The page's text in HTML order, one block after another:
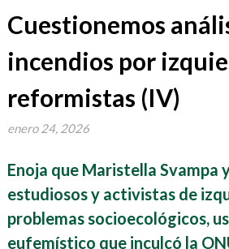
Cuestionemos
incendios por
reformistas (IV)
enero 24, 2026
Enoja queMaristella Svampa
estudiosos y activistas de
problemas socioecológicos,
eufemístico que inculcó la